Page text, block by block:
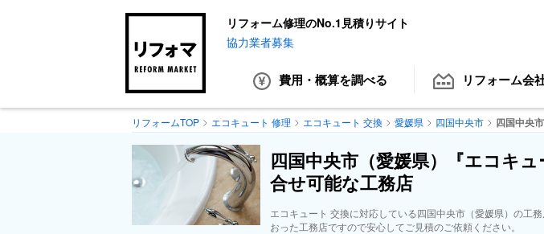
リフォーム修理のNo.1見積りサイト
協力業者募集
費用・概算を調べる リフォーム会
リフォームTOP エコキュート 修理 エコキュート 交換 愛媛県 四国中央市 四国中央
四国中央市（愛媛県）『エコキ
合せ可能な工務店
エコキュート 交換に対応している四国中央市（愛媛県）の工
おった工務店ですので安心してご見積のご依頼ください。